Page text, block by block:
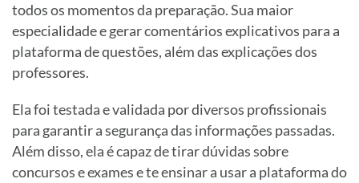
todos os momentos da preparação. Sua maior
especialidade e gerar comentários explicativos para a
plataforma de questões, além das explicações dos
professores.
Ela foi testada e validada por diversos profissionais
para garantir a segurança das informações passadas.
Além disso, ela é capaz de tirar dúvidas sobre
concursos e exames e te ensinar a usar a plataforma do